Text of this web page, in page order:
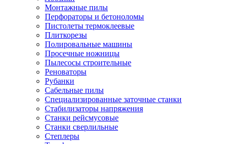
Монтажные пилы
Перфораторы и бетоноломы
Пистолеты термоклеевые
Плиткорезы
Полировальные машины
Просечные ножницы
Пылесосы строительные
Реноваторы
Рубанки
Сабельные пилы
Специализированные заточные станки
Стабилизаторы напряжения
Станки рейсмусовые
Станки сверлильные
Степлеры